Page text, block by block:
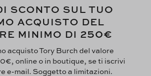
SCONTO SUL TUO
ACQUISTO DEL
MINIMO DI 250€
acquisto Tory Burch del valore
online o in boutique, se ti iscrivi
e-mail. Soggetto a limitazioni.